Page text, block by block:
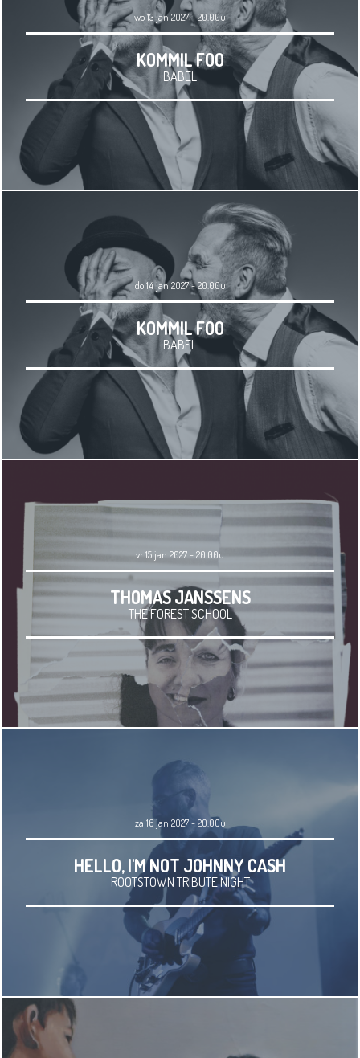
wo 13 jan 2027 - 20.00u
KOMMIL FOO
BABEL
do 14 jan 2027 - 20.00u
KOMMIL FOO
BABEL
vr 15 jan 2027 - 20.00u
THOMAS JANSSENS
THE FOREST SCHOOL
za 16 jan 2027 - 20.00u
HELLO, I'M NOT JOHNNY CASH
ROOTSTOWN TRIBUTE NIGHT